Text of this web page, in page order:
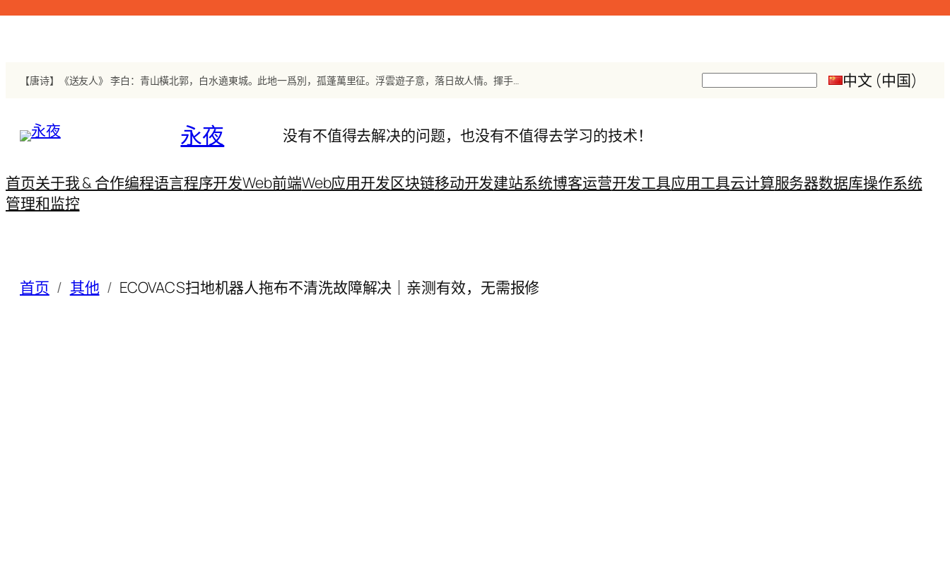
跳
【唐诗】《送友人》 李白：青山橫北郭，白水遶東城。此地一爲別，孤蓬萬里征。浮雲遊子意，落日故人情。揮手自茲去，蕭蕭班馬鳴。
搜
中文 (中国)
永夜 没有不值得去解决的问题，也没有不值得去学习的技术！
首页关于我 & 合作编程语言程序开发Web前端Web应用开发区块链移动开发建站系统博客运营开发工具应用工具云计算服务器数据库操作系统
管理和监控
首页 其他 ECOVACS扫地机器人拖布不清洗故障解决｜亲测有效，无需报修